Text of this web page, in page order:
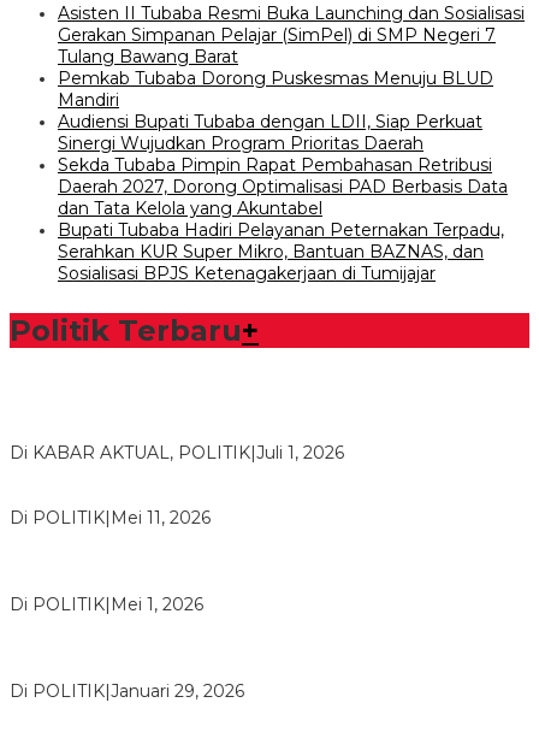
Asisten II Tubaba Resmi Buka Launching dan Sosialisasi
Gerakan Simpanan Pelajar (SimPel) di SMP Negeri 7
Tulang Bawang Barat
Pemkab Tubaba Dorong Puskesmas Menuju BLUD
Mandiri
Audiensi Bupati Tubaba dengan LDII, Siap Perkuat
Sinergi Wujudkan Program Prioritas Daerah
Sekda Tubaba Pimpin Rapat Pembahasan Retribusi
Daerah 2027, Dorong Optimalisasi PAD Berbasis Data
dan Tata Kelola yang Akuntabel
Bupati Tubaba Hadiri Pelayanan Peternakan Terpadu,
Serahkan KUR Super Mikro, Bantuan BAZNAS, dan
Sosialisasi BPJS Ketenagakerjaan di Tumijajar
Politik Terbaru+
Di KABAR AKTUAL, POLITIK|Juli 1, 2026
Di POLITIK| Mei 11, 2026
Di POLITIK| Mei 1, 2026
Di POLITIK|Januari 29, 2026